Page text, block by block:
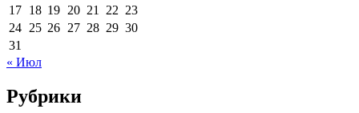
17 18 19 20 21 22 23
24 25 26 27 28 29 30
31
« Июл
Рубрики